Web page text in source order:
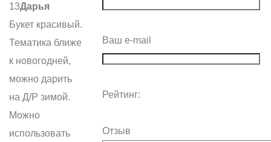
13Дарья
Букет красивый.
Тематика ближе
к новогодней,
можно дарить
на Д/Р зимой.
Можно
использовать
Ваш e-mail
Рейтинг:
Отзыв